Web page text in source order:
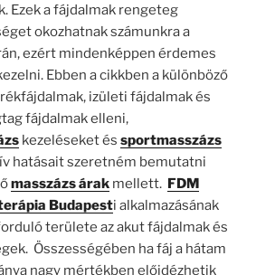
Ezek a fájdalmak rengeteg
okozhatnak számunkra a
ezért mindenképpen érdemes
Ebben a cikkben a különböző
izületi fájdalmak és
fájdalmak elleni,
kezeléseket és sportmasszázs
hatásait szeretném bemutatni
masszázs árak mellett. FDM
Budapesti alkalmazásának
területe az akut fájdalmak és
Összességében ha fáj a hátam
nagy mértékben előidézhetik